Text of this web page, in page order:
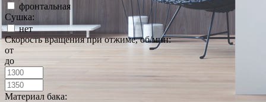
фронтальная
Сушка:
нет
Скорость вращения при отжиме, об/мин:
от
до
Материал бака: